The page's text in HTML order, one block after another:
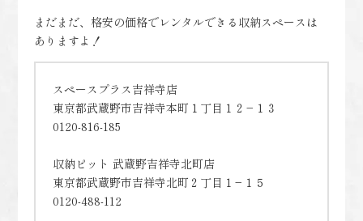
まだまだ、格安の価格でレンタルできる収納スペースは
ありますよ！
スペースプラス吉祥寺店
東京都武蔵野市吉祥寺本町１丁目１２−１３
0120-816-185
収納ピット 武蔵野吉祥寺北町店
東京都武蔵野市吉祥寺北町２丁目１−１５
0120-488-112